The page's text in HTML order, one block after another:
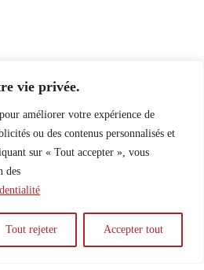
vie privée.
améliorer votre expérience de
ou des contenus personnalisés et
sur « Tout accepter », vous
des
Tout rejeter Accepter tout